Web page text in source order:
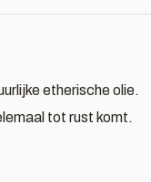
etherische olie.
tot rust komt.